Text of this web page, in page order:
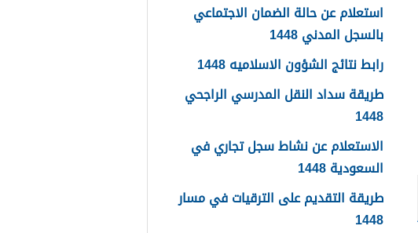
استعلام عن حالة الضمان الاجتماعي
بالسجل المدني 1448
رابط نتائج الشؤون الاسلاميه 1448
طريقة سداد النقل المدرسي الراجحي
1448
الاستعلام عن نشاط سجل تجاري في
السعودية 1448
طريقة التقديم على الترقيات في مسار
1448